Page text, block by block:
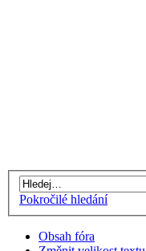
Pokročilé hledání
Obsah fóra